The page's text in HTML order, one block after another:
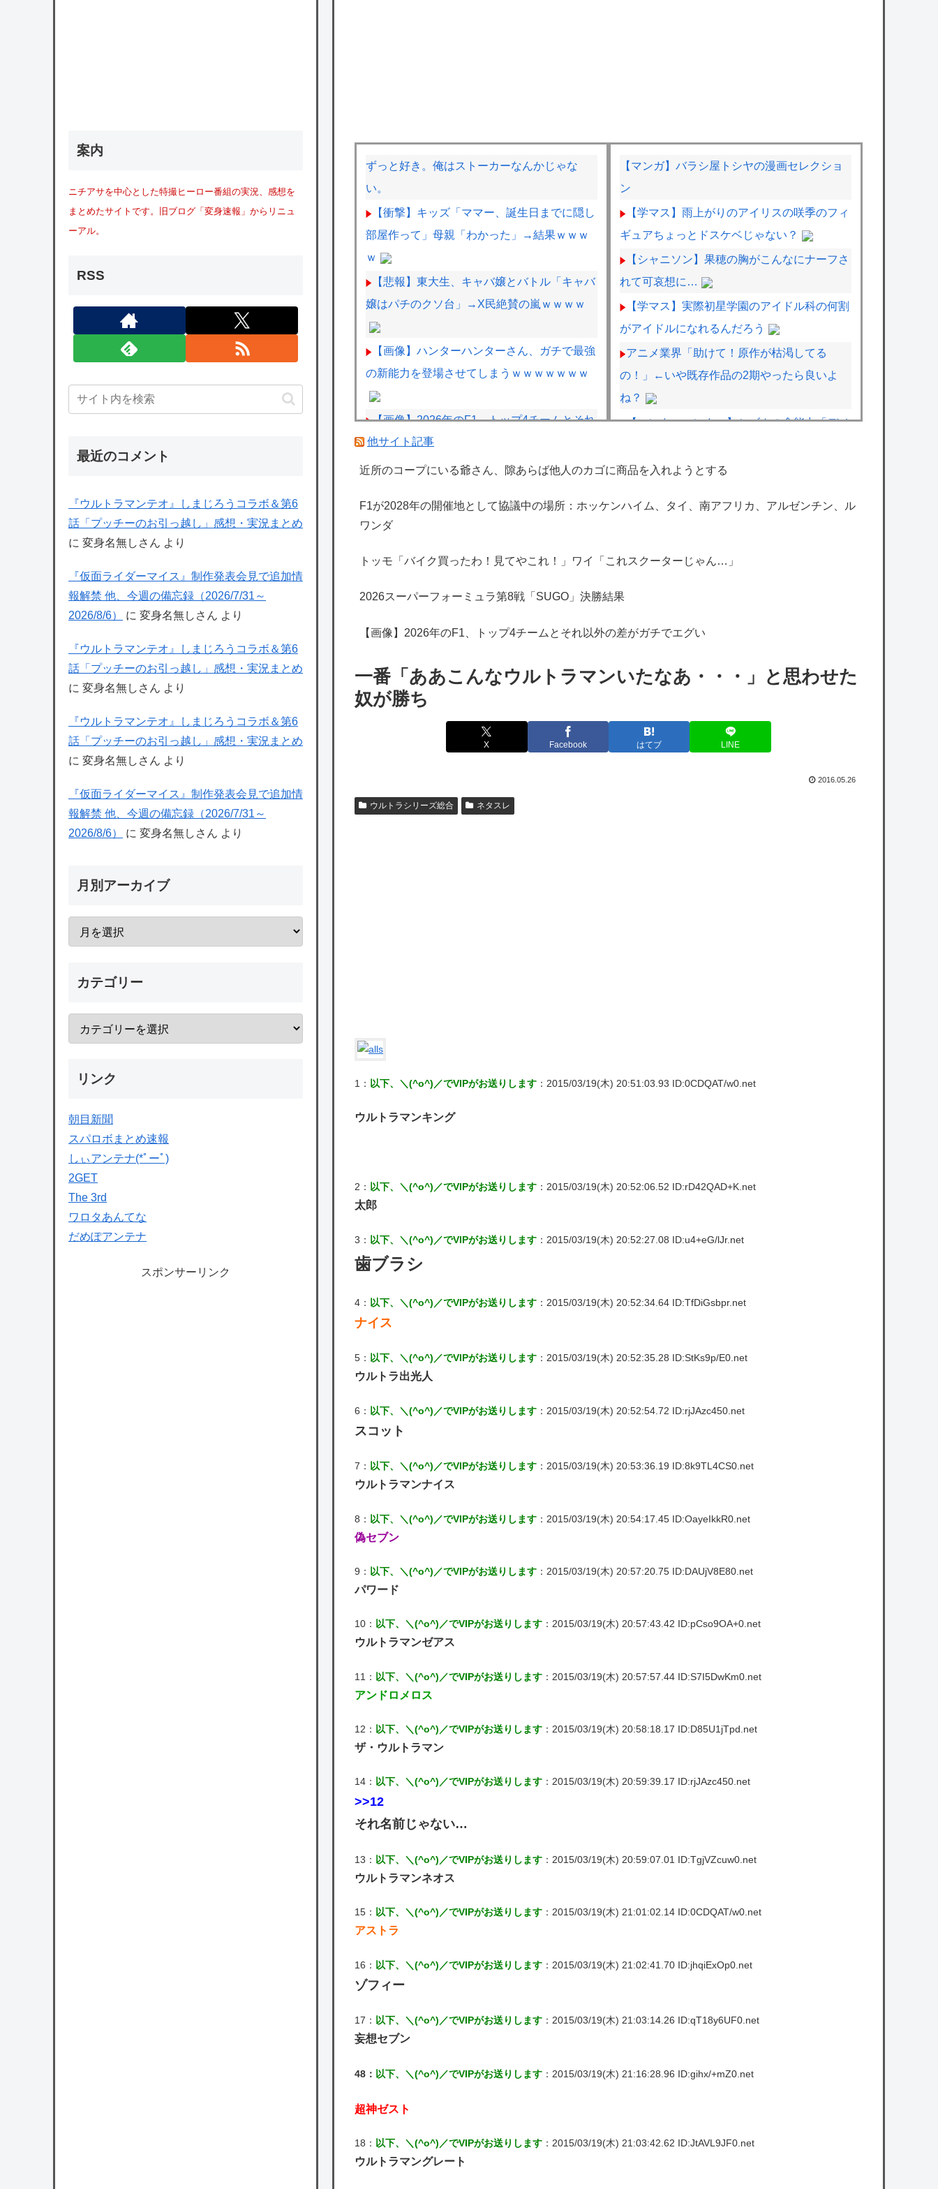
ずっと好き。俺はストーカーなんかじゃな
い。
【衝撃】キッズ「ママー、誕生日までに隠し
部屋作って」母親「わかった」→結果ｗｗｗ
ｗ
【悲報】東大生、キャバ嬢とバトル「キャバ
嬢はパチのクソ台」→X民絶賛の嵐ｗｗｗｗ
【画像】ハンターハンターさん、ガチで最強
の新能力を登場させてしまうｗｗｗｗｗｗｗ
【画像】2026年のF1、トップ4チームとそれ
以外の差がガチでエグい
BYDの軽EV「ラッコ」受注が700台超 7月
「清掃員」←これって恥ずかしい職業なの？
客「納車式？いいよ」
海外「勘弁して！」米国人が最も恐れる日本
韓国人「実は日本経済を支えて生かしている
のは韓国人である理由がこちら…」→「日本
も感謝してるらしい…（ﾌﾞﾙﾌﾞﾙ」＝韓国の反
衝撃
でやる隊はそれぞれどの位いるんだろうか特
【マンガ】バラシ屋トシヤの漫画セレクショ
ン
【学マス】雨上がりのアイリスの咲季のフィ
ギュアちょっとドスケベじゃない？
【シャニソン】果穂の胸がこんなにナーフさ
れて可哀想に…
【学マス】実際初星学園のアイドル科の何割
がアイドルになれるんだろう
アニメ業界「助けて！原作が枯渇してる
の！」←いや既存作品の2期やったら良いよ
ね？
【ハンターハンター】シズクの念能力「デメ
は同じく『漫画家』と呼ばれるけど、それが
【速報】日本の防衛省、ようやく気づいた模
きてびっくりしたで
＆ASMRボイス販売開始！『保健室で何も起
ぐ…』【8/22(土...
【ホロライブ】社員にビブー好きがいるに違
他サイト記事
近所のコープにいる爺さん、隙あらば他人のカゴに商品を入れようとする
F1が2028年の開催地として協議中の場所：ホッケンハイム、タイ、南アフリカ、アルゼンチン、ル
ワンダ
トッモ「バイク買ったわ！見てやこれ！」ワイ「これスクーターじゃん…」
2026スーパーフォーミュラ第8戦「SUGO」決勝結果
【画像】2026年のF1、トップ4チームとそれ以外の差がガチでエグい
一番「ああこんなウルトラマンいたなあ・・・」と思わせた
奴が勝ち
X Facebook はてブ LINE
2016.05.26
ウルトラシリーズ総合 ネタスレ
1： 以下、＼(^o^)／でVIPがお送りします ：2015/03/19(木) 20:51:03.93 ID:0CDQAT/w0.net
ウルトラマンキング
2： 以下、＼(^o^)／でVIPがお送りします ：2015/03/19(木) 20:52:06.52 ID:rD42QAD+K.net
太郎
3： 以下、＼(^o^)／でVIPがお送りします ：2015/03/19(木) 20:52:27.08 ID:u4+eG/lJr.net
歯ブラシ
4： 以下、＼(^o^)／でVIPがお送りします ：2015/03/19(木) 20:52:34.64 ID:TfDiGsbpr.net
ナイス
5： 以下、＼(^o^)／でVIPがお送りします ：2015/03/19(木) 20:52:35.28 ID:StKs9p/E0.net
ウルトラ出光人
6： 以下、＼(^o^)／でVIPがお送りします ：2015/03/19(木) 20:52:54.72 ID:rjJAzc450.net
スコット
7： 以下、＼(^o^)／でVIPがお送りします ：2015/03/19(木) 20:53:36.19 ID:8k9TL4CS0.net
ウルトラマンナイス
8： 以下、＼(^o^)／でVIPがお送りします ：2015/03/19(木) 20:54:17.45 ID:OayeIkkR0.net
偽セブン
9： 以下、＼(^o^)／でVIPがお送りします ：2015/03/19(木) 20:57:20.75 ID:DAUjV8E80.net
パワード
10： 以下、＼(^o^)／でVIPがお送りします ：2015/03/19(木) 20:57:43.42 ID:pCso9OA+0.net
ウルトラマンゼアス
11： 以下、＼(^o^)／でVIPがお送りします ：2015/03/19(木) 20:57:57.44 ID:S7I5DwKm0.net
アンドロメロス
12： 以下、＼(^o^)／でVIPがお送りします ：2015/03/19(木) 20:58:18.17 ID:D85U1jTpd.net
ザ・ウルトラマン
14： 以下、＼(^o^)／でVIPがお送りします ：2015/03/19(木) 20:59:39.17 ID:rjJAzc450.net
>>12
それ名前じゃない…
13： 以下、＼(^o^)／でVIPがお送りします ：2015/03/19(木) 20:59:07.01 ID:TgjVZcuw0.net
ウルトラマンネオス
15： 以下、＼(^o^)／でVIPがお送りします ：2015/03/19(木) 21:01:02.14 ID:0CDQAT/w0.net
アストラ
16： 以下、＼(^o^)／でVIPがお送りします ：2015/03/19(木) 21:02:41.70 ID:jhqiExOp0.net
ゾフィー
17： 以下、＼(^o^)／でVIPがお送りします ：2015/03/19(木) 21:03:14.26 ID:qT18y6UF0.net
妄想セブン
48： 以下、＼(^o^)／でVIPがお送りします ：2015/03/19(木) 21:16:28.96 ID:gihx/+mZ0.net
超神ゼスト
18： 以下、＼(^o^)／でVIPがお送りします ：2015/03/19(木) 21:03:42.62 ID:JtAVL9JF0.net
ウルトラマングレート
案内
ニチアサを中心とした特撮ヒーロー番組の実況、感想を
まとめたサイトです。旧ブログ「変身速報」からリニュ
ーアル。
RSS
最近のコメント
『ウルトラマンテオ』しまじろうコラボ＆第6
話「プッチーのお引っ越し」感想・実況まとめ
に 変身名無しさん より
『仮面ライダーマイス』制作発表会見で追加情
報解禁 他、今週の備忘録（2026/7/31～
2026/8/6）
に 変身名無しさん より
『ウルトラマンテオ』しまじろうコラボ＆第6
話「プッチーのお引っ越し」感想・実況まとめ
に 変身名無しさん より
『ウルトラマンテオ』しまじろうコラボ＆第6
話「プッチーのお引っ越し」感想・実況まとめ
に 変身名無しさん より
『仮面ライダーマイス』制作発表会見で追加情
報解禁 他、今週の備忘録（2026/7/31～
2026/8/6）
に 変身名無しさん より
月別アーカイブ
カテゴリー
リンク
朝目新聞
スパロボまとめ速報
しぃアンテナ(*ﾟーﾟ)
2GET
The 3rd
ワロタあんてな
だめぽアンテナ
スポンサーリンク